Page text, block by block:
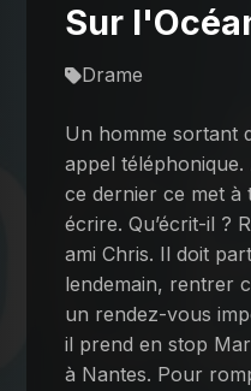
Sur
Drame
Un homme sortant
appel
ce dernier ce met à
écrire. Qu’écrit-il ?
ami Chris. Il doit
lendemain, rentrer
un rendez-vous
il prend en stop
à Nantes. Pour